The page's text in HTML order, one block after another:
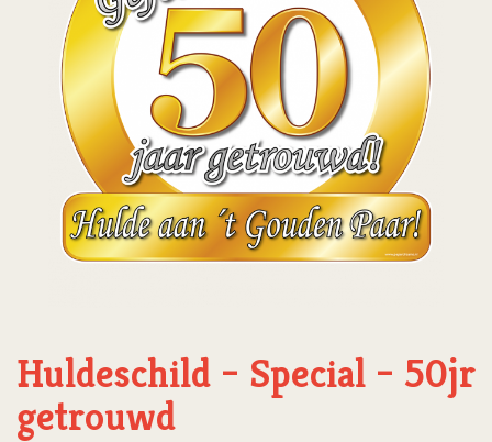
Huldeschild – Special – 50jr
getrouwd